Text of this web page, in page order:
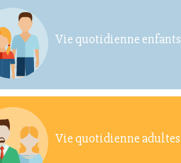
Vie quotidienne enfants
Vie quotidienne adultes